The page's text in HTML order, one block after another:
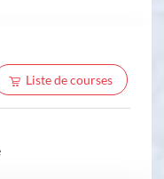
Liste de courses